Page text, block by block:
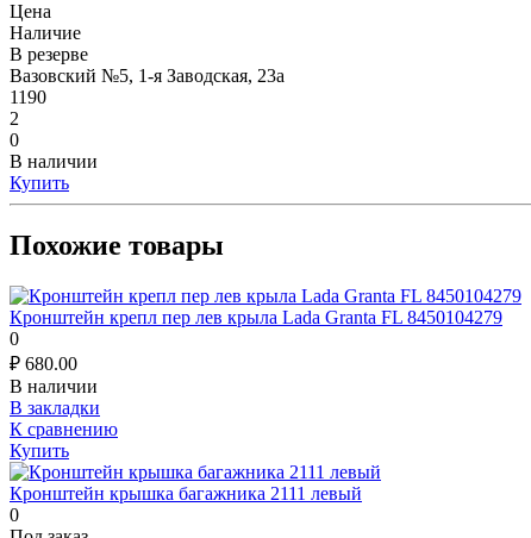
Цена
Наличие
В резерве
Вазовский №5, 1-я Заводская, 23а
1190
2
0
В наличии
Купить
Похожие товары
Кронштейн крепл пер лев крыла Lada Granta FL 8450104279
0
₽ 680.00
В наличии
В закладки
К сравнению
Купить
Кронштейн крышка багажника 2111 левый
0